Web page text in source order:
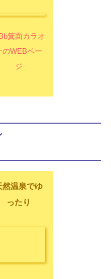
箕面カラオ
のWEBペー
ジ
然温泉でゆ
ったり
WEBページ